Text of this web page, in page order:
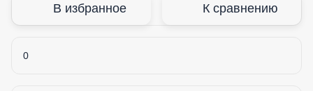
В избранное К сравнению
0